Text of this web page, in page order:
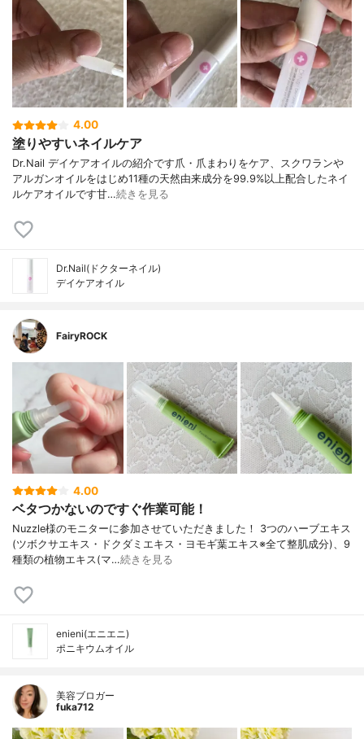
4.00
塗りやすいネイルケア
Dr.Nail デイケアオイルの紹介です爪・爪まわりをケア、スクワランや
アルガンオイルをはじめ11種の天然由来成分を99.9%以上配合したネイ
ルケアオイルです甘…続きを見る
Dr.Nail(ドクターネイル)
デイケアオイル
FairyROCK
4.00
ベタつかないのですぐ作業可能！
Nuzzle様のモニターに参加させていただきました！ 3つのハーブエキス
(ツボクサエキス・ドクダミエキス・ヨモギ葉エキス※全て整肌成分)、9
種類の植物エキス(マ…続きを見る
enieni(エニエニ)
ポニキウムオイル
美容ブロガー
fuka712